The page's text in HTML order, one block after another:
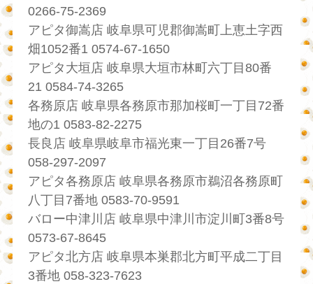
0266-75-2369
アピタ御嵩店 岐阜県可児郡御嵩町上恵土字西
畑1052番1 0574-67-1650
アピタ大垣店 岐阜県大垣市林町六丁目80番
21 0584-74-3265
各務原店 岐阜県各務原市那加桜町一丁目72番
地の1 0583-82-2275
長良店 岐阜県岐阜市福光東一丁目26番7号
058-297-2097
アピタ各務原店 岐阜県各務原市鵜沼各務原町
八丁目7番地 0583-70-9591
バロー中津川店 岐阜県中津川市淀川町3番8号
0573-67-8645
アピタ北方店 岐阜県本巣郡北方町平成二丁目
3番地 058-323-7623